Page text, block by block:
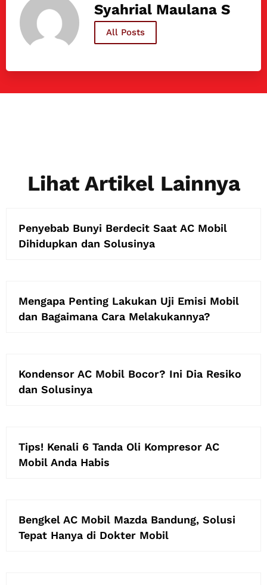
Syahrial Maulana S
All Posts
Lihat Artikel Lainnya
Penyebab Bunyi Berdecit Saat AC Mobil
Dihidupkan dan Solusinya
Mengapa Penting Lakukan Uji Emisi Mobil
dan Bagaimana Cara Melakukannya?
Kondensor AC Mobil Bocor? Ini Dia Resiko
dan Solusinya
Tips! Kenali 6 Tanda Oli Kompresor AC
Mobil Anda Habis
Bengkel AC Mobil Mazda Bandung, Solusi
Tepat Hanya di Dokter Mobil